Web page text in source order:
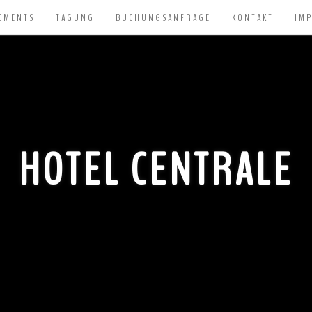
TAGUNG BUCHUNGSANFRAGE KONTAKT
HOTEL CENTRALE